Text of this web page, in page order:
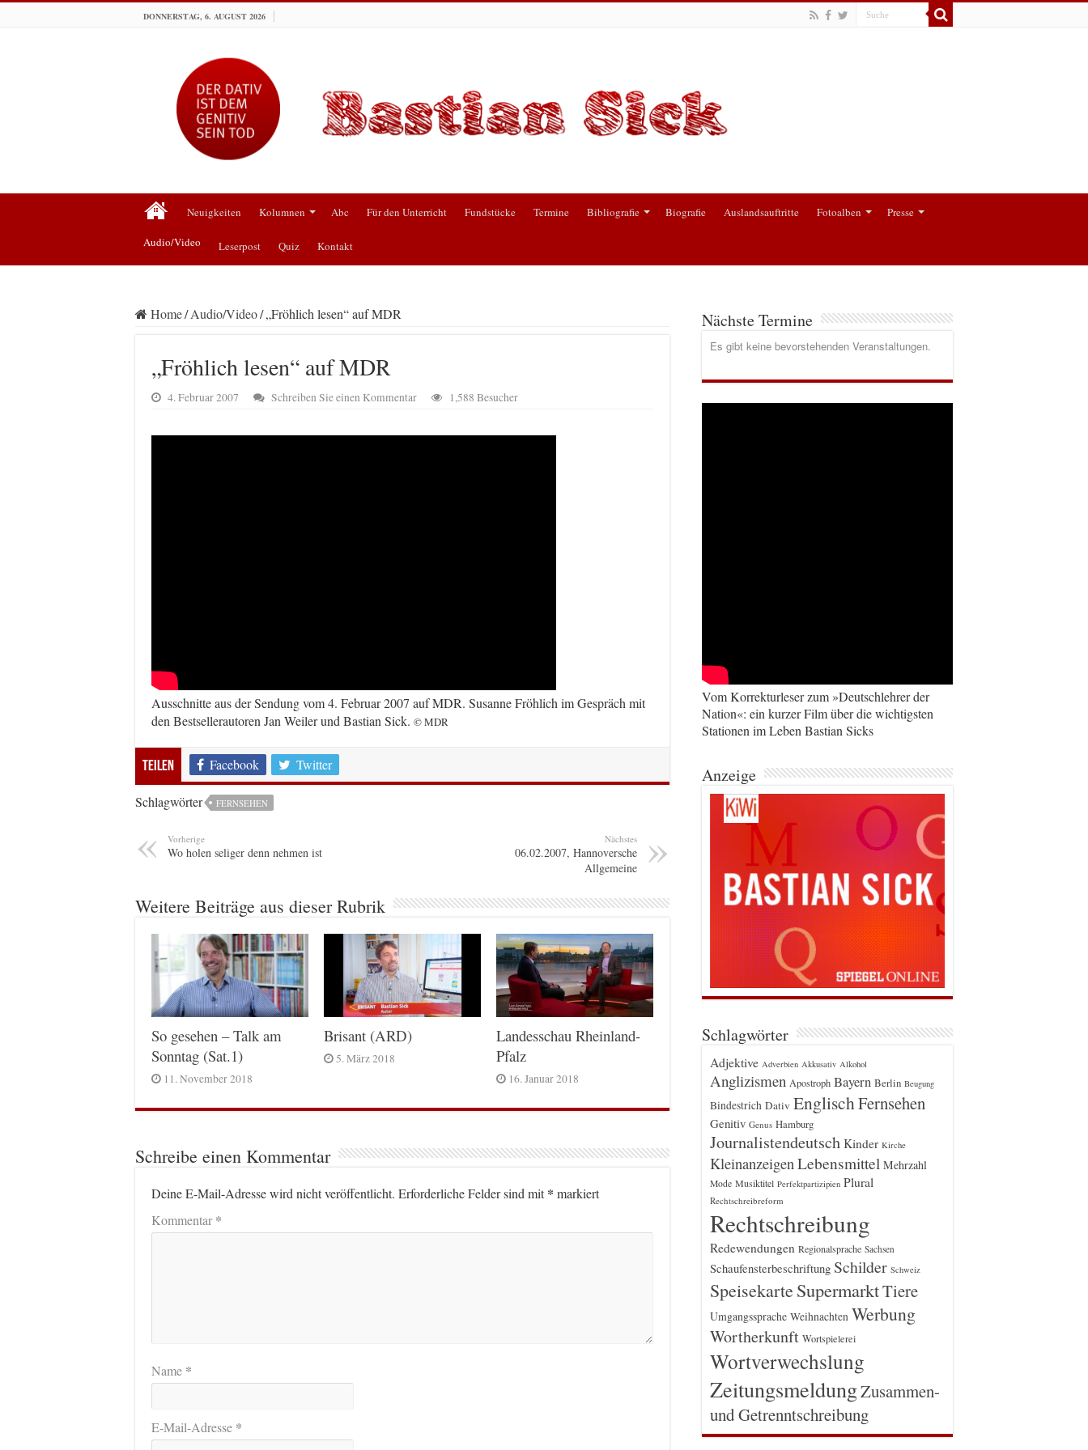
DONNERSTAG, 6. AUGUST 2026
Neuigkeiten Kolumnen Abc Für den Unterricht Fundstücke Termine Bibliografie Biografie Auslandsauftritte Fotoalben Presse
Audio/Video Leserpost Quiz Kontakt
Home/Audio/Video/„Fröhlich lesen“ auf MDR
„Fröhlich lesen“ auf MDR
4. Februar 2007 Schreiben Sie einen Kommentar 1,588 Besucher
Ausschnitte aus der Sendung vom 4. Februar 2007 auf MDR. Susanne Fröhlich im Gespräch mit
den Bestsellerautoren Jan Weiler und Bastian Sick. © MDR
Teilen Facebook Twitter
Schlagwörter FERNSEHEN
Vorherige
Wo holen seliger denn nehmen ist
Nächstes
06.02.2007, Hannoversche
Allgemeine
Weitere Beiträge aus dieser Rubrik
So gesehen – Talk am
Sonntag (Sat.1)
11. November 2018
Brisant (ARD)
5. März 2018
Landesschau Rheinland-
Pfalz
16. Januar 2018
Schreibe einen Kommentar
Deine E-Mail-Adresse wird nicht veröffentlicht. Erforderliche Felder sind mit* markiert
Kommentar*
Name *
E-Mail-Adresse *
Nächste Termine
Es gibt keine bevorstehenden Veranstaltungen.
Vom Korrekturleser zum »Deutschlehrer der
Nation«: ein kurzer Film über die wichtigsten
Stationen im Leben Bastian Sicks
Anzeige
Schlagwörter
Adjektive Adverbien Akkusativ Alkohol
Anglizismen Apostroph Bayern Berlin Beugung
Bindestrich Dativ EnglischFernsehen
Genitiv Genus Hamburg
Journalistendeutsch Kinder Kirche
Kleinanzeigen Lebensmittel Mehrzahl
Mode Musiktitel Perfektpartizipien Plural
Rechtschreibreform
Rechtschreibung
Redewendungen Regionalsprache Sachsen
Schaufensterbeschriftung Schilder Schweiz
Speisekarte SupermarktTiere
Umgangssprache Weihnachten Werbung
Wortherkunft Wortspielerei
Wortverwechslung
ZeitungsmeldungZusammen-
und Getrenntschreibung